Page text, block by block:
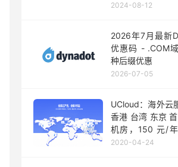
2024-08-12
2026年7月最新
优惠码 - .COM
种后缀优惠
2026-07-05
UCloud：海外云
香港 台湾 东京
机房，150 元/
10M 无限流量
2020-04-24